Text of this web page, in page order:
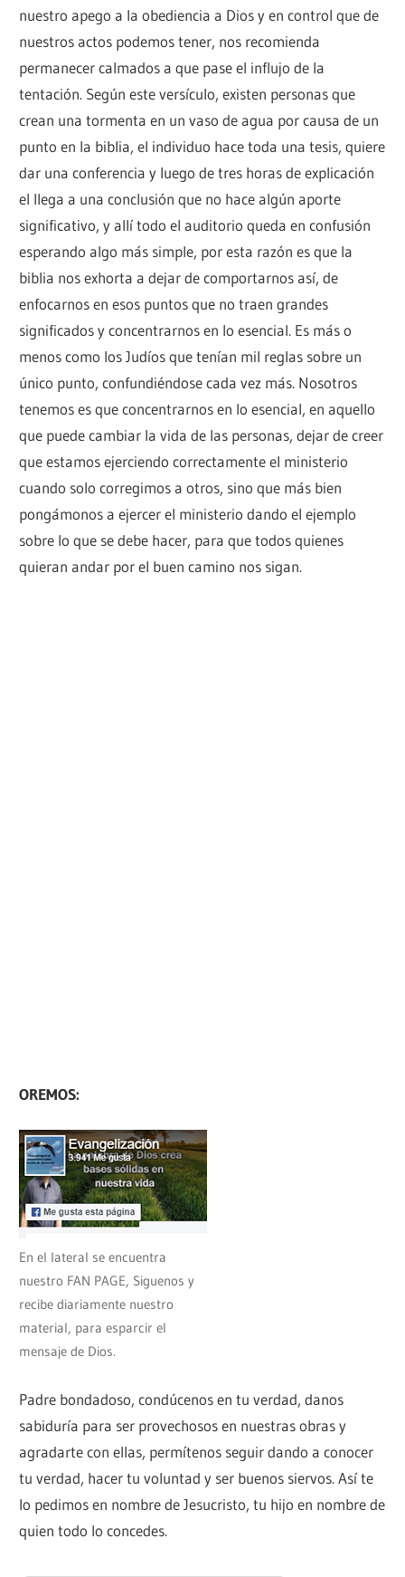
nuestro apego a la obediencia a Dios y en control que de
nuestros actos podemos tener, nos recomienda
permanecer calmados a que pase el influjo de la
tentación. Según este versículo, existen personas que
crean una tormenta en un vaso de agua por causa de un
punto en la biblia, el individuo hace toda una tesis, quiere
dar una conferencia y luego de tres horas de explicación
el llega a una conclusión que no hace algún aporte
significativo, y allí todo el auditorio queda en confusión
esperando algo más simple, por esta razón es que la
biblia nos exhorta a dejar de comportarnos así, de
enfocarnos en esos puntos que no traen grandes
significados y concentrarnos en lo esencial. Es más o
menos como los Judíos que tenían mil reglas sobre un
único punto, confundiéndose cada vez más. Nosotros
tenemos es que concentrarnos en lo esencial, en aquello
que puede cambiar la vida de las personas, dejar de creer
que estamos ejerciendo correctamente el ministerio
cuando solo corregimos a otros, sino que más bien
pongámonos a ejercer el ministerio dando el ejemplo
sobre lo que se debe hacer, para que todos quienes
quieran andar por el buen camino nos sigan.
OREMOS:
En el lateral se encuentra
nuestro FAN PAGE, Siguenos y
recibe diariamente nuestro
material, para esparcir el
mensaje de Dios.
Padre bondadoso, condúcenos en tu verdad, danos
sabiduría para ser provechosos en nuestras obras y
agradarte con ellas, permítenos seguir dando a conocer
tu verdad, hacer tu voluntad y ser buenos siervos. Así te
lo pedimos en nombre de Jesucristo, tu hijo en nombre de
quien todo lo concedes.